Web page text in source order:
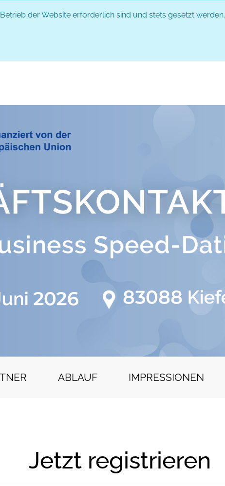
der Website erforderlich sind und stets gesetzt werden.
ABLAUF IMPRESSIONEN
PARTNER
Jetzt registrieren